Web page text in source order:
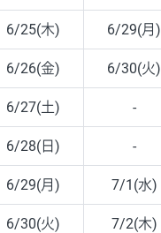
6/25(木) 6/29(月)
6/26(金) 6/30(火)
6/27(土) -
6/28(日) -
6/29(月) 7/1(水)
6/30(火) 7/2(木)